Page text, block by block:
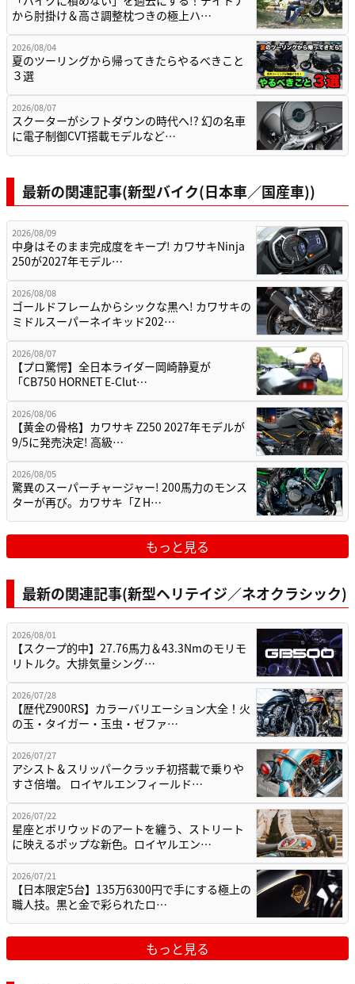
から肘掛け＆高さ調整枕つきの極上ハ…
2026/08/04
夏のツーリングから帰ってきたらやるべきこと
３選
2026/08/07
スクーターがシフトダウンの時代へ!? 幻の名車
に電子制御CVT搭載モデルなど…
最新の関連記事(新型バイク(日本車／国産車))
2026/08/09
中身はそのまま完成度をキープ! カワサキNinja
250が2027年モデル…
2026/08/08
ゴールドフレームからシックな黒へ! カワサキの
ミドルスーパーネイキッド202…
2026/08/07
【プロ驚愕】全日本ライダー岡崎静夏が
「CB750 HORNET E-Clut…
2026/08/06
【黄金の骨格】カワサキ Z250 2027年モデルが
9/5に発売決定! 高級…
2026/08/05
驚異のスーパーチャージャー! 200馬力のモンス
ターが再び。カワサキ「Z H…
もっと見る
最新の関連記事(新型ヘリテイジ／ネオクラシック)
2026/08/01
【スクープ的中】27.76馬力＆43.3Nmのモリモ
リトルク。大排気量シング…
2026/07/28
【歴代Z900RS】カラーバリエーション大全！火
の玉・タイガー・玉虫・ゼファ…
2026/07/27
アシスト＆スリッパークラッチ初搭載で乗りや
すさ倍増。 ロイヤルエンフィールド…
2026/07/22
星座とボリウッドのアートを纏う、ストリート
に映えるポップな新色。ロイヤルエン…
2026/07/21
【日本限定5台】135万6300円で手にする極上の
職人技。黒と金で彩られたロ…
もっと見る